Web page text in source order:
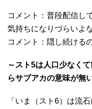
コメント：普段配信し
気持ちになりづらいよ
コメント：隠し続ける
～スト5は人口少なく
らサブアカの意味が無
「いま（スト6）は流